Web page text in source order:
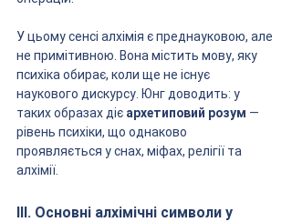
У цьому сенсі алхімія є преднауковою, але
не примітивною. Вона містить мову, яку
психіка обирає, коли ще не існує
наукового дискурсу. Юнг доводить: у
таких образах діє архетиповий розум —
рівень психіки, що однаково
проявляється у снах, міфах, релігії та
алхімії.
III. Основні алхімічні символи у